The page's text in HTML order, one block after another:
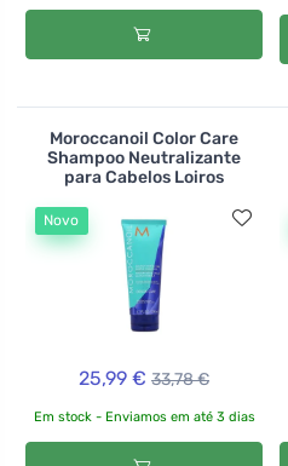
Moroccanoil Color Care
Shampoo Neutralizante
para Cabelos Loiros
Novo
25,99 € 33,78 €
Em stock - Enviamos em até 3 dias